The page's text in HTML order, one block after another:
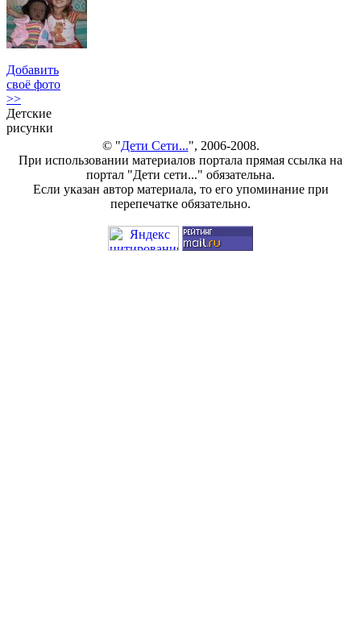
Добавить
своё фото
>>
Детские
рисунки
© "Дети Сети...", 2006-2008.
При использовании материалов портала прямая ссылка на
портал "Дети сети..." обязательна.
Если указан автор материала, то его упоминание при
перепечатке обязательно.